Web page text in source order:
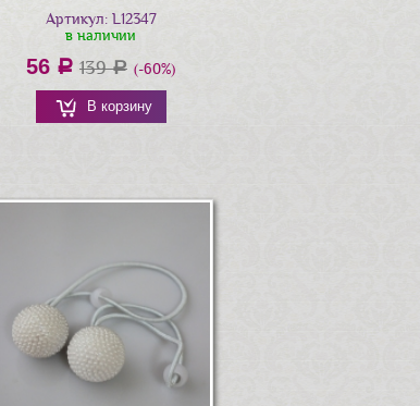
Артикул: L12347
в наличии
56 a 139a (-60%)
В корзину